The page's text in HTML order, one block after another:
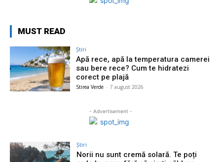
MUST READ
Știri
Apă rece, apă la temperatura camerei
sau bere rece? Cum te hidratezi
corect pe plajă
Stirea Verde - 7 august 2026
- Advertisement -
Știri
Norii nu sunt cremă solară. Te poți